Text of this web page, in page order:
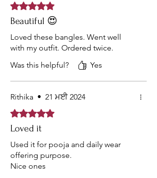
Rated 5 out of 5 stars.
Beautiful 😍
Loved these bangles. Went well
with my outfit. Ordered twice.
Was this helpful?
Yes
Rithika • 21 ਮਈ 2024
Rated 5 out of 5 stars.
Loved it
Used it for pooja and daily wear
offering purpose.
Nice ones